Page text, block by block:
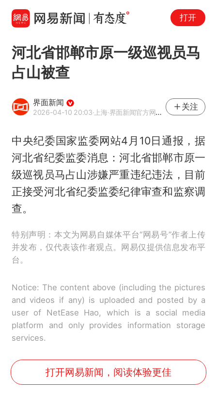
打开
河北省邯郸市原一级巡视员马
占山被查
界面新闻
2026-04-10 20:03·上海·界面新闻官方网易号
关注
中央纪委国家监委网站4月10日通报，据
河北省纪委监委消息：河北省邯郸市原一
级巡视员马占山涉嫌严重违纪违法，目前
正接受河北省纪委监委纪律审查和监察调
查。
特别声明：本文为网易自媒体平台“网易号”作者上传
并发布，仅代表该作者观点。网易仅提供信息发布平
台。
Notice: The content above (including the pictures
and videos if any) is uploaded and posted by a
user of NetEase Hao, which is a social media
platform and only provides information storage
services.
打开网易新闻，阅读体验更佳